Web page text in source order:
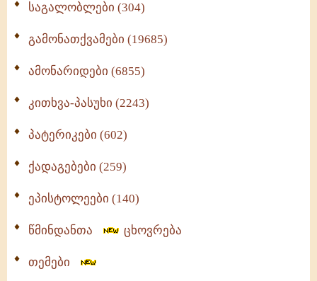
საგალობლები (304)
გამონათქვამები (19685)
ამონარიდები (6855)
კითხვა-პასუხი (2243)
პატერიკები (602)
ქადაგებები (259)
ეპისტოლეები (140)
წმინდანთა ცხოვრება
თემები